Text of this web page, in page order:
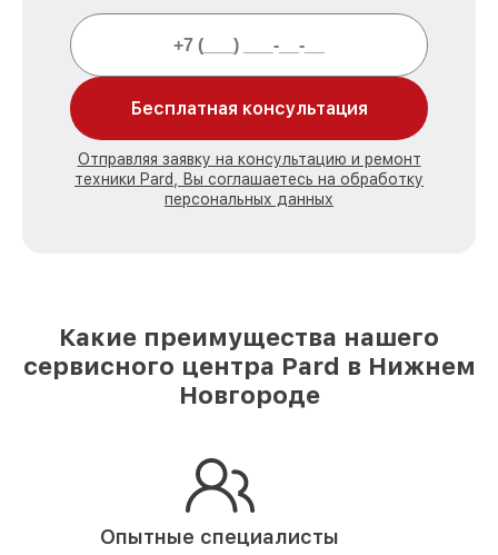
Бесплатная консультация
Отправляя заявку на консультацию и ремонт
техники Pard, Вы соглашаетесь на обработку
персональных данных
Какие преимущества нашего
сервисного центра Pard в Нижнем
Новгороде
Опытные специалисты